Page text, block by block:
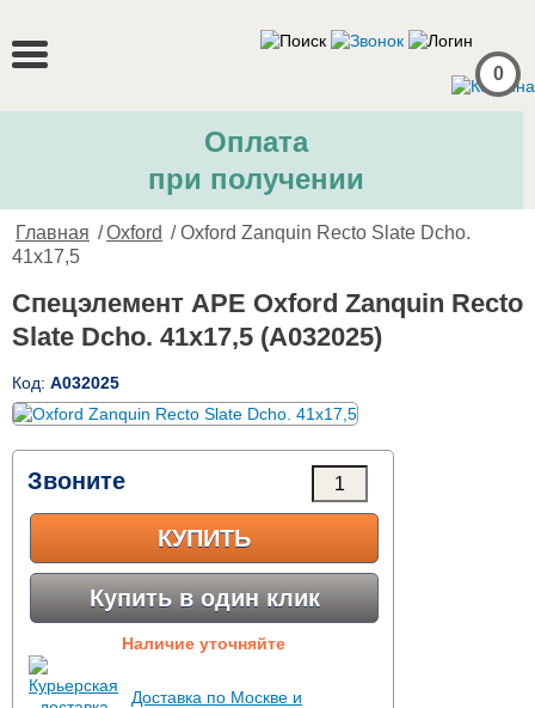
0
Оплата
при получении
Главная /Oxford / Oxford Zanquin Recto Slate Dcho.
41x17,5
Спецэлемент APE Oxford Zanquin Recto
Slate Dcho. 41x17,5 (A032025)
Код: A032025
Звоните
КУПИТЬ
Купить в один клик
Наличие уточняйте
Доставка по Москве и